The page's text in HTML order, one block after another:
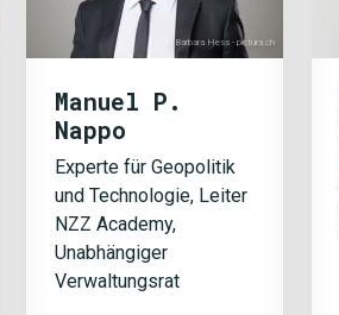
© Barbara Hess - pictura.ch
Manuel P.
Nappo
Experte für Geopolitik
und Technologie, Leiter
NZZ Academy,
Unabhängiger
Verwaltungsrat